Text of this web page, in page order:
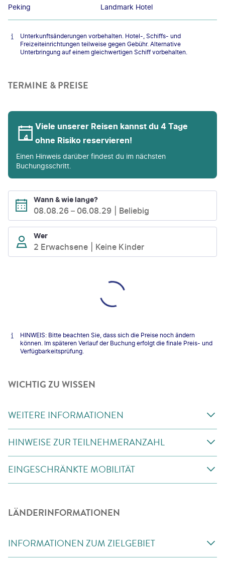
Peking Landmark Hotel
Unterkunftsänderungen vorbehalten. Hotel-, Schiffs- und
Freizeiteinrichtungen teilweise gegen Gebühr. Alternative
Unterbringung auf einem gleichwertigen Schiff vorbehalten.
TERMINE & PREISE
Viele unserer Reisen kannst du 4 Tage
ohne Risiko reservieren!
Einen Hinweis darüber findest du im nächsten
Buchungsschritt.
Wann & wie lange?
08.08.26 – 06.08.29 Beliebig
Wer
2 Erwachsene Keine Kinder
HINWEIS: Bitte beachten Sie, dass sich die Preise noch ändern
können. Im späteren Verlauf der Buchung erfolgt die finale Preis- und
Verfügbarkeitsprüfung.
WICHTIG ZU WISSEN
WEITERE INFORMATIONEN
HINWEISE ZUR TEILNEHMERANZAHL
EINGESCHRÄNKTE MOBILITÄT
LÄNDERINFORMATIONEN
INFORMATIONEN ZUM ZIELGEBIET